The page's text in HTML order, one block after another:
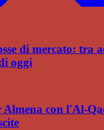
di mercato: tra
oggi
Almena con l'Al-